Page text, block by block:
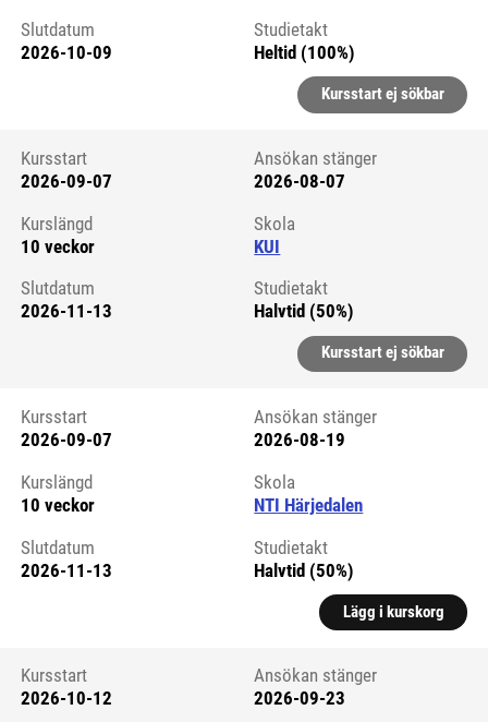
Slutdatum
2026-10-09
Studietakt
Heltid (100%)
Kursstart ej sökbar
Kursstart 6059514
Kursstart
2026-09-07
Ansökan stänger
2026-08-07
Kurslängd
10 veckor
Skola
KUI
Slutdatum
2026-11-13
Studietakt
Halvtid (50%)
Kursstart ej sökbar
Kursstart 6290003
Kursstart
2026-09-07
Ansökan stänger
2026-08-19
Kurslängd
10 veckor
Skola
NTI Härjedalen
Slutdatum
2026-11-13
Studietakt
Halvtid (50%)
Lägg i kurskorg
Kursstart 6294101
Kursstart
2026-10-12
Ansökan stänger
2026-09-23